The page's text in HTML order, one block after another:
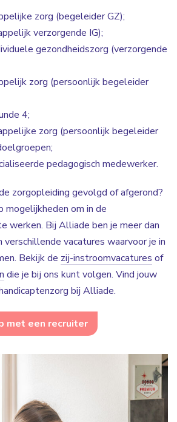
zorg (begeleider GZ);
verzorgende IG);
gezondheidszorg (verzorgende
zorg (persoonlijk begeleider
4;
zorg (persoonlijk begeleider
pedagogisch medewerker.
zorgopleiding gevolgd of afgerond?
mogelijkheden om in de
werken. Bij Alliade ben je meer dan
vacatures waarvoor je in
Bekijk de zij-instroomvacatures of
die je bij ons kunt volgen. Vind jouw
bij Alliade.
met een recruiter